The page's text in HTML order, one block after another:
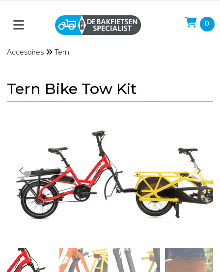
0
Accesoires Tern
Tern Bike Tow Kit